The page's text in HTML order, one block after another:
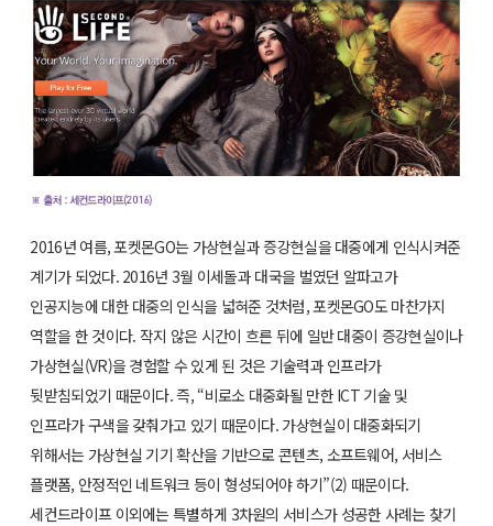
2016년 여름, 포켓몬GO는 가상현실과 증강현실을 대중에게 인식시켜준
계기가 되었다. 2016년 3월 이세돌과 대국을 벌였던 알파고가
인공지능에 대한 대중의 인식을 넓혀준 것처럼, 포켓몬GO도 마찬가지
역할을 한 것이다. 작지 않은 시간이 흐른 뒤에 일반 대중이 증강현실이나
가상현실(VR)을 경험할 수 있게 된 것은 기술력과 인프라가
뒷받침되었기 때문이다. 즉, “비로소 대중화될 만한 ICT 기술 및
인프라가 구색을 갖춰가고 있기 때문이다. 가상현실이 대중화되기
위해서는 가상현실 기기 확산을 기반으로 콘텐츠, 소프트웨어, 서비스
플랫폼, 안정적인 네트워크 등이 형성되어야 하기”(2) 때문이다.
세컨드라이프 이외에는 특별하게 3차원의 서비스가 성공한 사례는 찾기